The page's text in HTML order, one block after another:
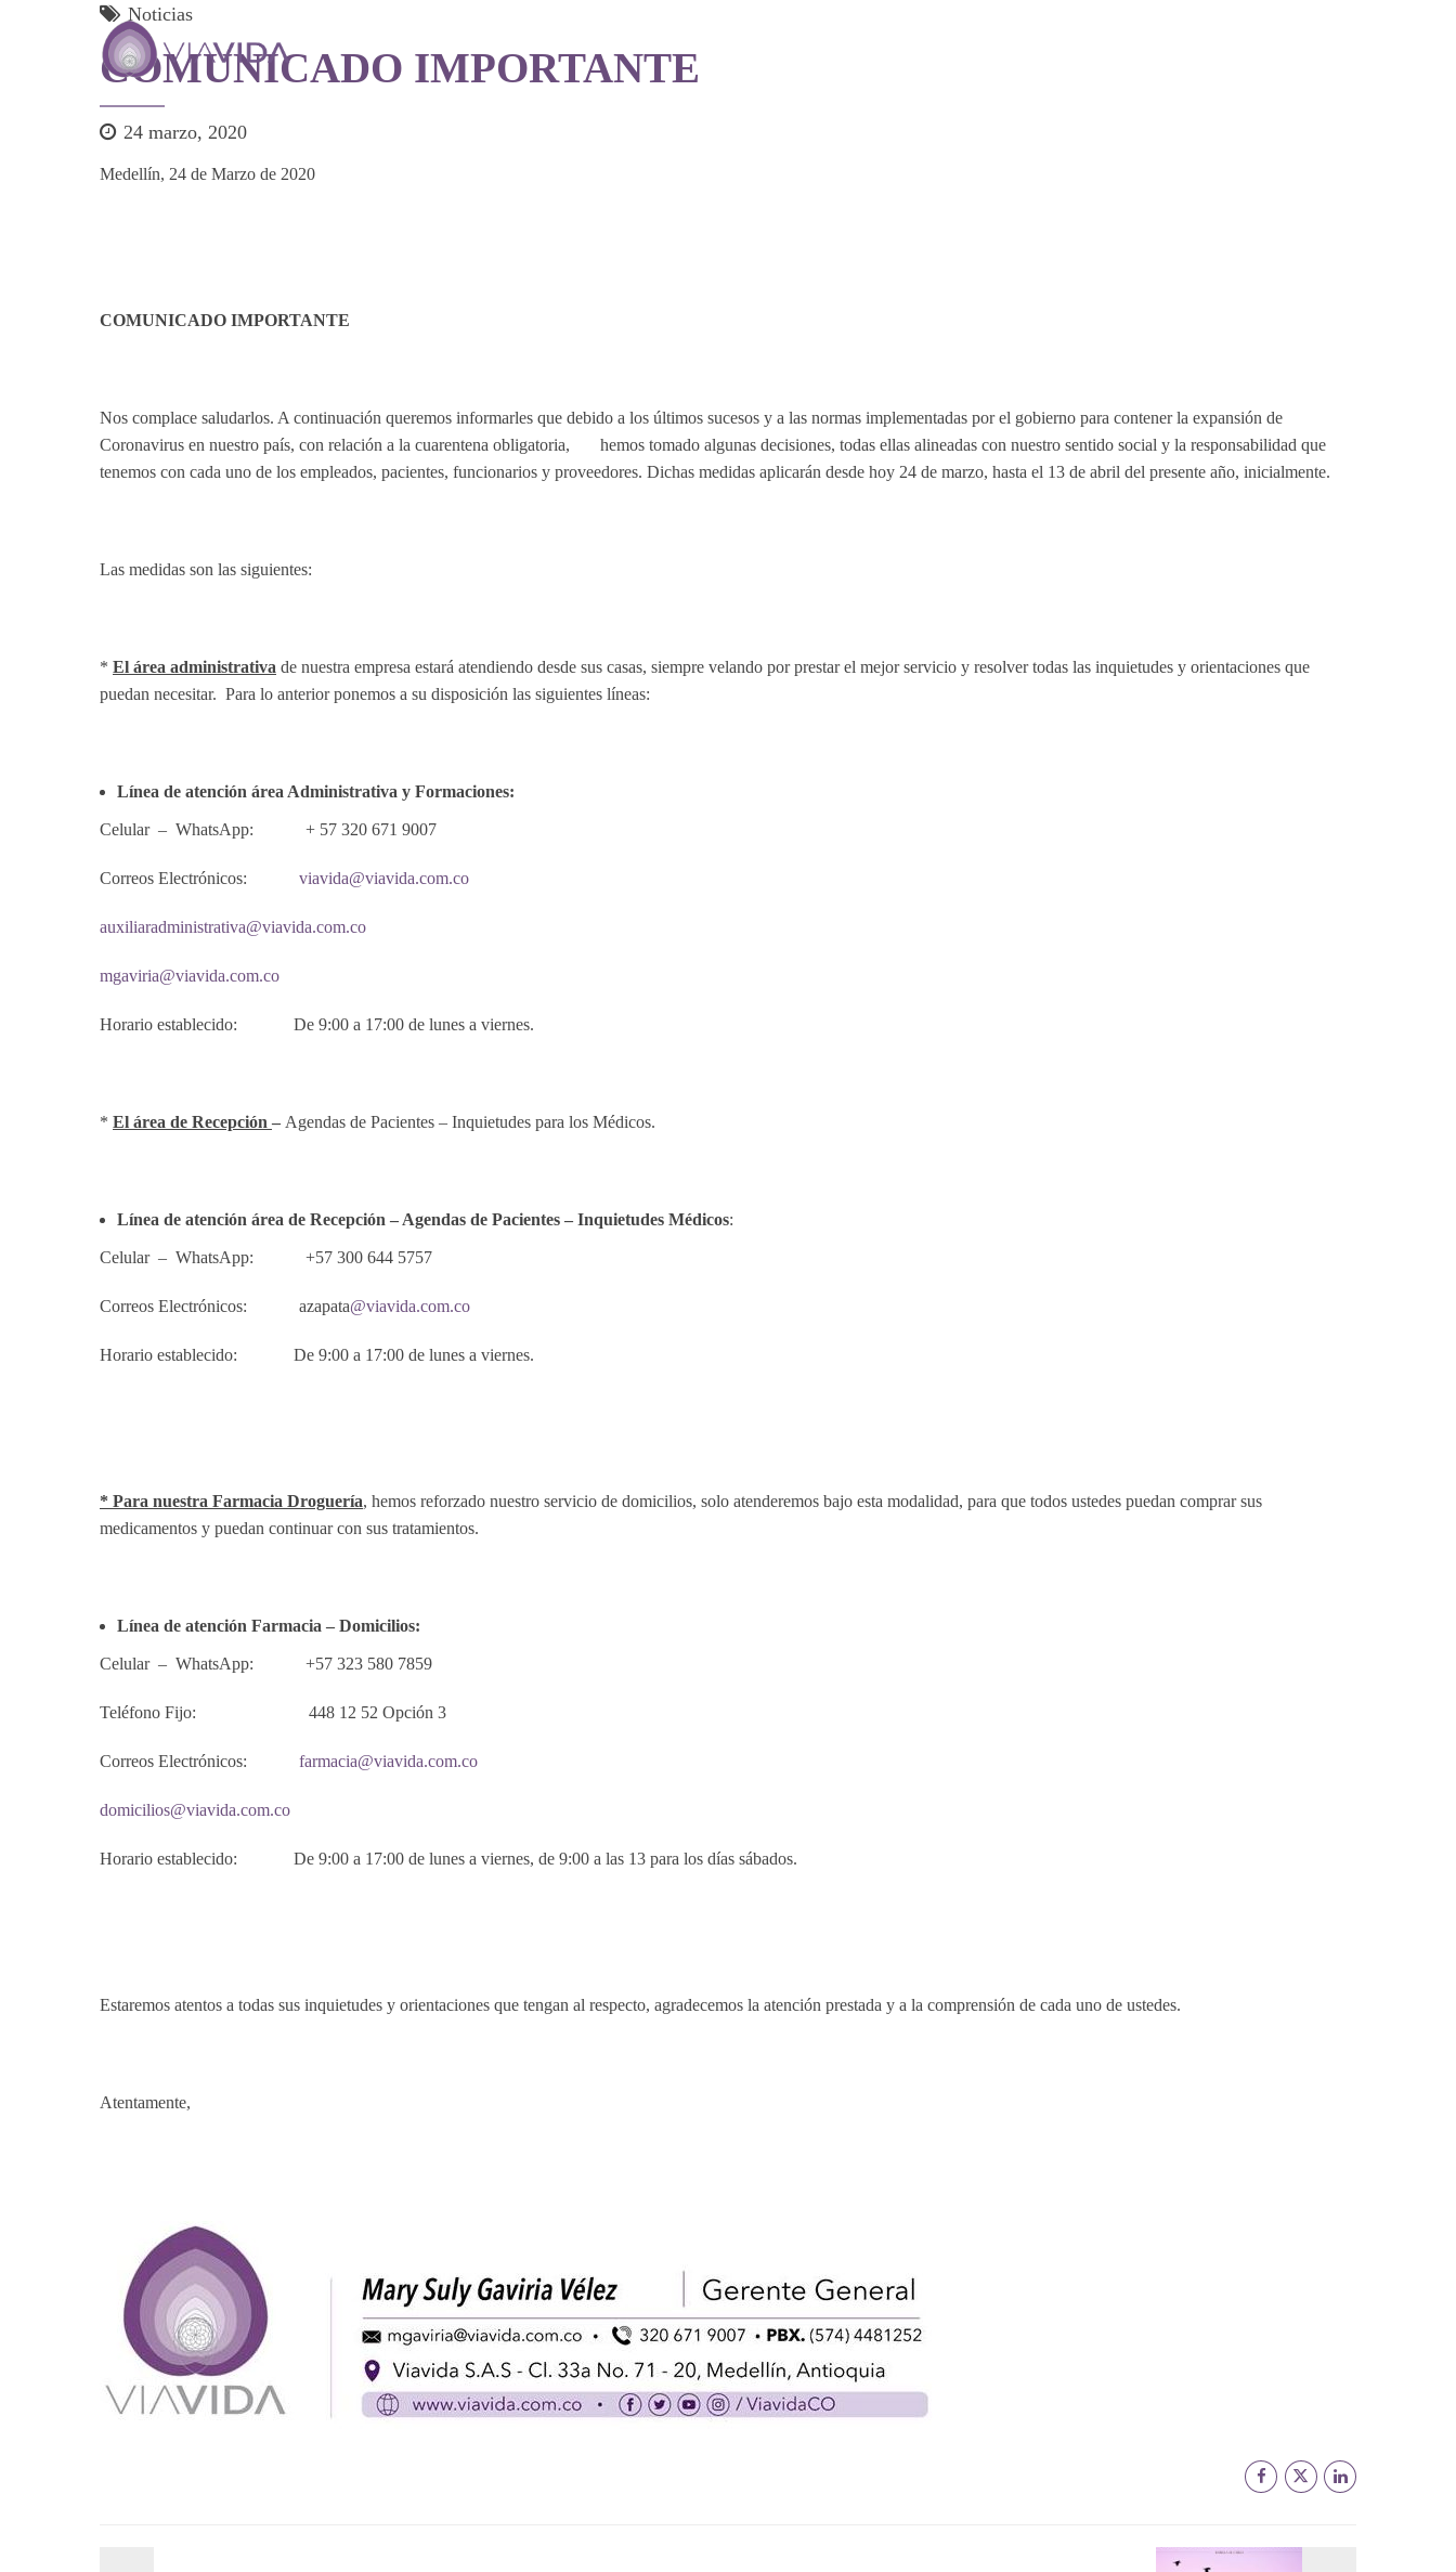
Noticias
COMUNICADO IMPORTANTE
24 marzo, 2020
Medellín, 24 de Marzo de 2020
COMUNICADO IMPORTANTE
Nos complace saludarlos. A continuación queremos informarles que debido a los últimos sucesos y a las normas implementadas por el gobierno para contener la expansión de
Coronavirus en nuestro país, con relación a la cuarentena obligatoria, hemos tomado algunas decisiones, todas ellas alineadas con nuestro sentido social y la responsabilidad que
tenemos con cada uno de los empleados, pacientes, funcionarios y proveedores. Dichas medidas aplicarán desde hoy 24 de marzo, hasta el 13 de abril del presente año, inicialmente.
Las medidas son las siguientes:
* El área administrativa de nuestra empresa estará atendiendo desde sus casas, siempre velando por prestar el mejor servicio y resolver todas las inquietudes y orientaciones que
puedan necesitar. Para lo anterior ponemos a su disposición las siguientes líneas:
Línea de atención área Administrativa y Formaciones:
Celular – WhatsApp: + 57 320 671 9007
Correos Electrónicos: viavida@viavida.com.co
auxiliaradministrativa@viavida.com.co
mgaviria@viavida.com.co
Horario establecido: De 9:00 a 17:00 de lunes a viernes.
* El área de Recepción – Agendas de Pacientes – Inquietudes para los Médicos.
Línea de atención área de Recepción – Agendas de Pacientes – Inquietudes Médicos:
Celular – WhatsApp: +57 300 644 5757
Correos Electrónicos: azapata@viavida.com.co
Horario establecido: De 9:00 a 17:00 de lunes a viernes.
* Para nuestra Farmacia Droguería, hemos reforzado nuestro servicio de domicilios, solo atenderemos bajo esta modalidad, para que todos ustedes puedan comprar sus
medicamentos y puedan continuar con sus tratamientos.
Línea de atención Farmacia – Domicilios:
Celular – WhatsApp: +57 323 580 7859
Teléfono Fijo: 448 12 52 Opción 3
Correos Electrónicos: farmacia@viavida.com.co
domicilios@viavida.com.co
Horario establecido: De 9:00 a 17:00 de lunes a viernes, de 9:00 a las 13 para los días sábados.
Estaremos atentos a todas sus inquietudes y orientaciones que tengan al respecto, agradecemos la atención prestada y a la comprensión de cada uno de ustedes.
Atentamente,